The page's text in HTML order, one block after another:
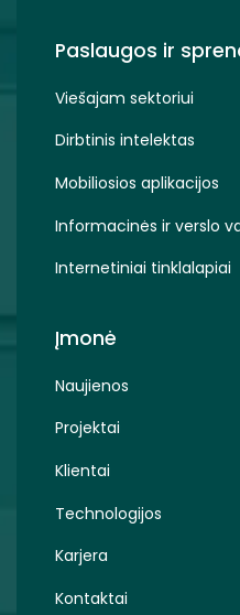
Paslaugos ir
Viešajam sektoriui
Dirbtinis intelektas
Mobiliosios aplikacijos
Informacinės ir verslo
Internetiniai tinklalapiai
Įmonė
Naujienos
Projektai
Klientai
Technologijos
Karjera
Kontaktai